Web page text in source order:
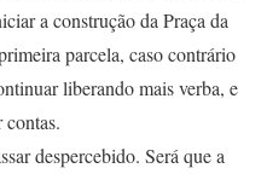
a construção da Praça da
parcela, caso contrário
liberando mais verba, e
despercebido. Será que a